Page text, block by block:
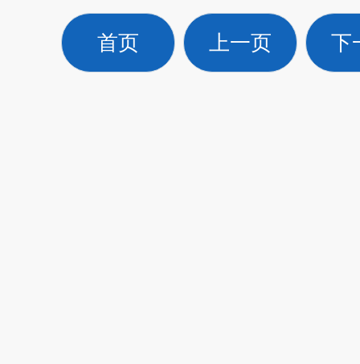
首页 上一页 下